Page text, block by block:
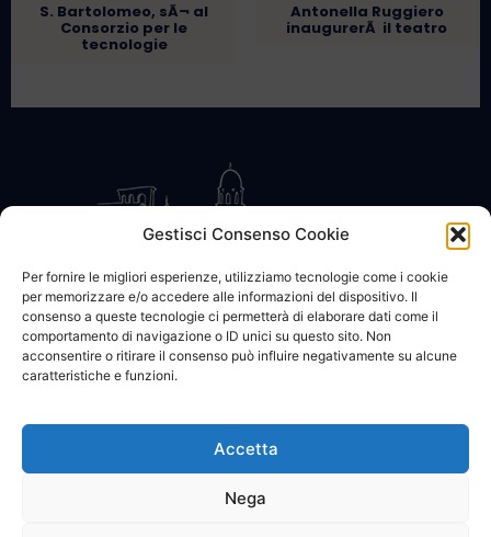
Gestisci Consenso Cookie
Per fornire le migliori esperienze, utilizziamo tecnologie come i cookie
per memorizzare e/o accedere alle informazioni del dispositivo. Il
consenso a queste tecnologie ci permetterà di elaborare dati come il
comportamento di navigazione o ID unici su questo sito. Non
acconsentire o ritirare il consenso può influire negativamente su alcune
caratteristiche e funzioni.
Accetta
Nega
S. Bartolomeo, sÃ¬ al
Consorzio per le
tecnologie
Antonella Ruggiero
inaugurerÃ il teatro
CONTATTACI COOKIE POLICY PRIVACY
© 2002 - 2026 SanBartolomeo.info :::: powered by Go Web snc |